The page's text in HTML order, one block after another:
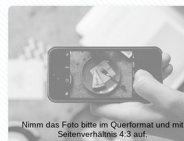
Nimm das Foto bitte im Querformat und mit
Seitenverhältnis 4:3 auf.